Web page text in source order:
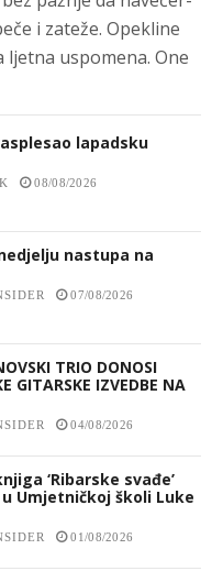
i zateže. Opekline
uspomena. One
lapadsku
08/08/2026
nastupa na
07/08/2026
TRIO DONOSI
GITARSKE IZVEDBE NA
04/08/2026
‘Ribarske svađe’
Umjetničkoj školi Luke
01/08/2026